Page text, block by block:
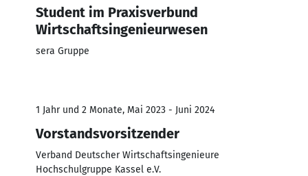
Student im Praxisverbund
Wirtschaftsingenieurwesen
sera Gruppe
1 Jahr und 2 Monate, Mai 2023 - Juni 2024
Vorstandsvorsitzender
Verband Deutscher Wirtschaftsingenieure
Hochschulgruppe Kassel e.V.